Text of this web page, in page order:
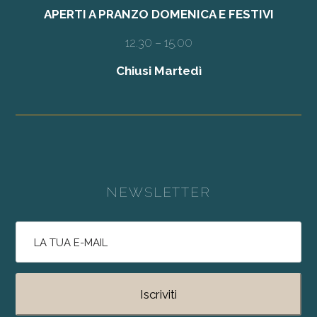
APERTI A PRANZO DOMENICA E FESTIVI
12.30 – 15.00
Chiusi Martedì
NEWSLETTER